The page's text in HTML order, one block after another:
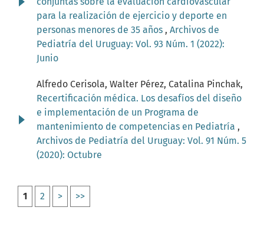
para la realización de ejercicio y deporte en
personas menores de 35 años , Archivos de
Pediatría del Uruguay: Vol. 93 Núm. 1 (2022):
Junio
Alfredo Cerisola, Walter Pérez, Catalina Pinchak,
Recertificación médica. Los desafíos del diseño
e implementación de un Programa de
mantenimiento de competencias en Pediatría ,
Archivos de Pediatría del Uruguay: Vol. 91 Núm. 5
(2020): Octubre
1 2 > >>